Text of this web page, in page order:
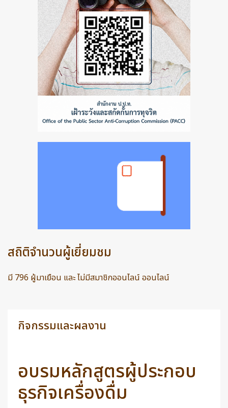
สถิติจำนวนผู้เยี่ยมชม
มี 796 ผู้มาเยือน และ ไม่มีสมาชิกออนไลน์ ออนไลน์
กิจกรรมและผลงาน
อบรมหลักสูตรผู้ประกอบ
ธุรกิจเครื่องดื่ม